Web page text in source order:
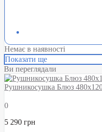
Немає в наявності
Показати ще
Ви переглядали
Рушникосушка Блюз
0
5 290 грн